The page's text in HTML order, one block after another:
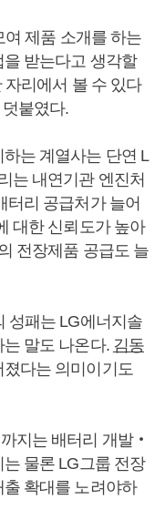
여 제품 소개를 하는
받는다고 생각할
자리에서 볼 수 있다
붙였다.
는 계열사는 단연 L
는 내연기관 엔진처
터리 공급처가 늘어
대한 신뢰도가 높아
전장제품 공급도 늘
성패는 LG에너지솔
말도 나온다. 김동
다는 의미이기도
지는 배터리 개발‧
물론 LG그룹 전장
확대를 노려야하